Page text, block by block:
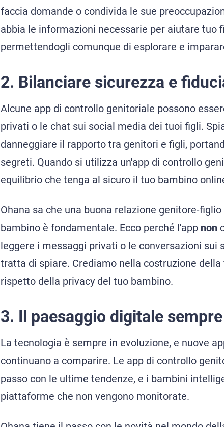
faccia domande o condivida le sue
abbia le informazioni necessarie per aiutare tuo
permettendogli comunque di esplorare e
2. Bilanciare sicurezza e
Alcune app di controllo genitoriale possono
privati o le chat sui social media dei tuoi figli.
danneggiare il rapporto tra genitori e figli,
segreti. Quando si utilizza un'app di controllo
equilibrio che tenga al sicuro il tuo bambino
Ohana sa che una buona relazione genitore-
bambino è fondamentale. Ecco perché l'app non
leggere i messaggi privati o le conversazioni sui
tratta di spiare. Crediamo nella costruzione
rispetto della privacy del tuo bambino.
3. Il paesaggio digitale
La tecnologia è sempre in evoluzione, e nuove
continuano a comparire. Le app di controllo
passo con le ultime tendenze, e i bambini
piattaforme che non vengono monitorate.